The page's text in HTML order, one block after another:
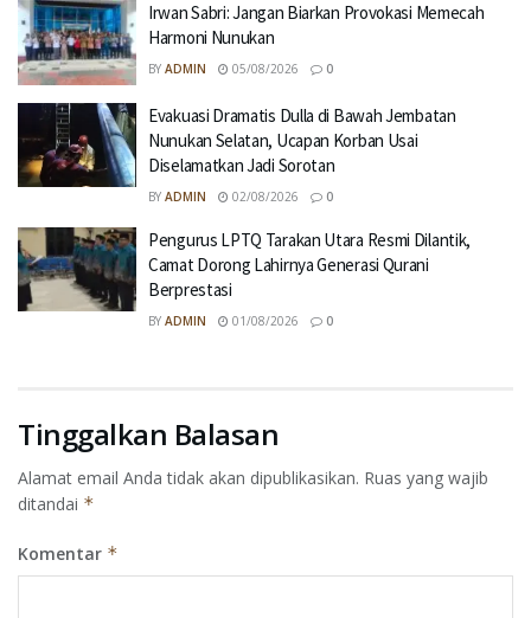
Irwan Sabri: Jangan Biarkan Provokasi Memecah
Harmoni Nunukan
BY ADMIN 05/08/2026 0
Evakuasi Dramatis Dulla di Bawah Jembatan
Nunukan Selatan, Ucapan Korban Usai
Diselamatkan Jadi Sorotan
BY ADMIN 02/08/2026 0
Pengurus LPTQ Tarakan Utara Resmi Dilantik,
Camat Dorong Lahirnya Generasi Qurani
Berprestasi
BY ADMIN 01/08/2026 0
Tinggalkan Balasan
Alamat email Anda tidak akan dipublikasikan. Ruas yang wajib
ditandai *
Komentar *